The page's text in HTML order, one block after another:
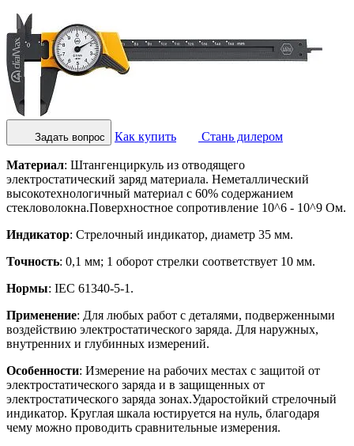
Задать вопрос Как купить Стань дилером
Материал: Штангенциркуль из отводящего
электростатический заряд материала. Неметаллический
высокотехнологичный материал с 60% содержанием
стекловолокна.Поверхностное сопротивление 10^6 - 10^9 Ом.
Индикатор: Стрелочный индикатор, диаметр 35 мм.
Точность: 0,1 мм; 1 оборот стрелки соответствует 10 мм.
Нормы: IEC 61340-5-1.
Применение: Для любых работ с деталями, подверженными
воздействию электростатического заряда. Для наружных,
внутренних и глубинных измерений.
Особенности: Измерение на рабочих местах с защитой от
электростатического заряда и в защищенных от
электростатического заряда зонах.Ударостойкий стрелочный
индикатор. Круглая шкала юстируется на нуль, благодаря
чему можно проводить сравнительные измерения.